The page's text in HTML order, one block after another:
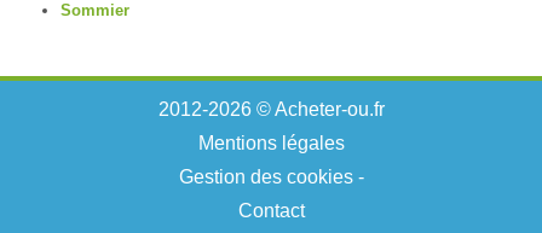
Sommier
2012-2026 © Acheter-ou.fr
Mentions légales
Gestion des cookies-
Contact